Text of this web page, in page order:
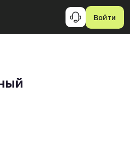
Войти